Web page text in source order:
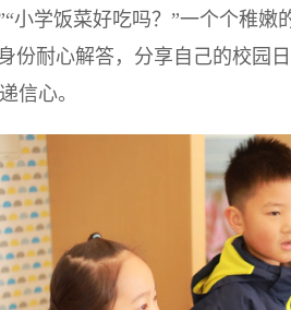
小学饭菜好吃吗？”一个个稚
份耐心解答，分享自己的校园
信心。